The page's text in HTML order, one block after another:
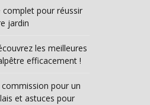
complet pour réussir
jardin
les meilleures
efficacement !
pour un
et astuces pour